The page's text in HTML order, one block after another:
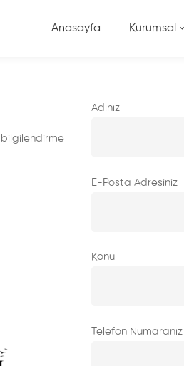
Anasayfa Kurumsal
Adınız
E-Posta Adresiniz
Konu
Telefon Numaranız